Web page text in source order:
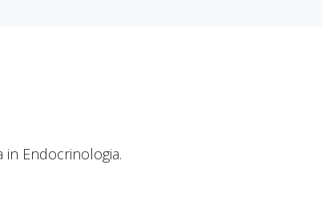
in Endocrinologia.